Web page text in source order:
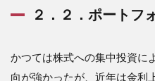
４．
る
２．２．ポートフ
かつては株式への集中投資に
向が強かったが、近年は金利